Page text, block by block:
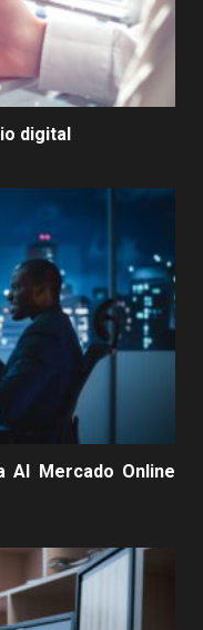
digital
Al Mercado Online